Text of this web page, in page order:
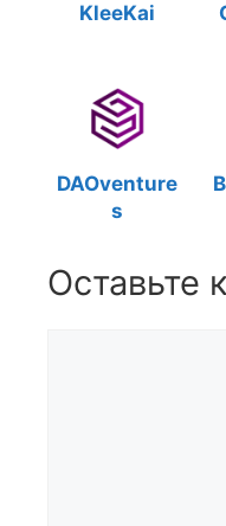
KleeKai
DAOventure
s
Оставьте